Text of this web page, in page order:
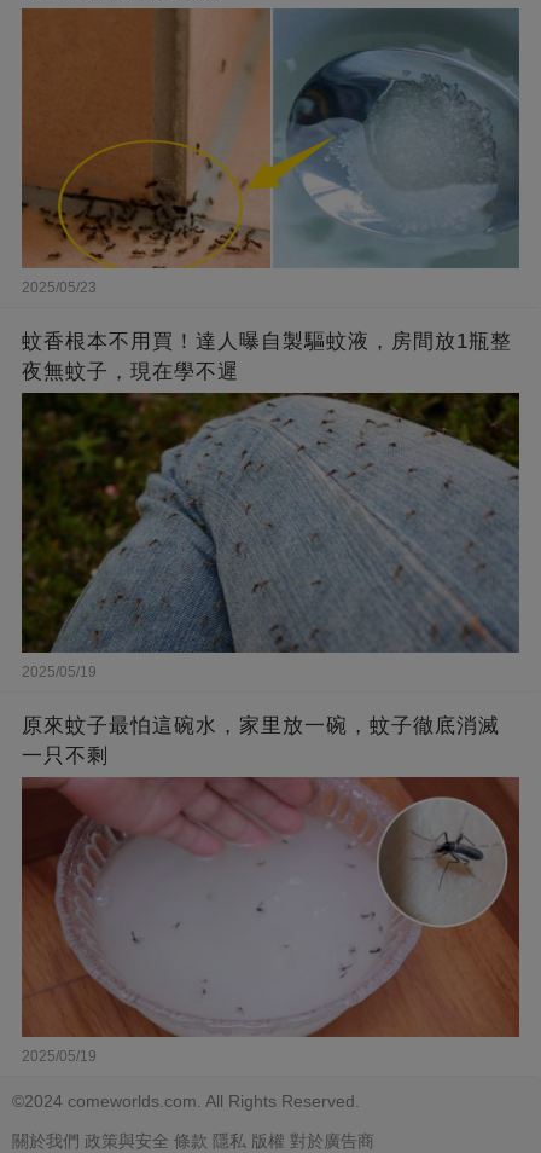
2025/05/23
蚊香根本不用買！達人曝自製驅蚊液，房間放1瓶整
夜無蚊子，現在學不遲
2025/05/19
原來蚊子最怕這碗水，家里放一碗，蚊子徹底消滅
一只不剩
2025/05/19
©2024 comeworlds.com. All Rights Reserved.
關於我們 政策與安全 條款 隱私 版權 對於廣告商